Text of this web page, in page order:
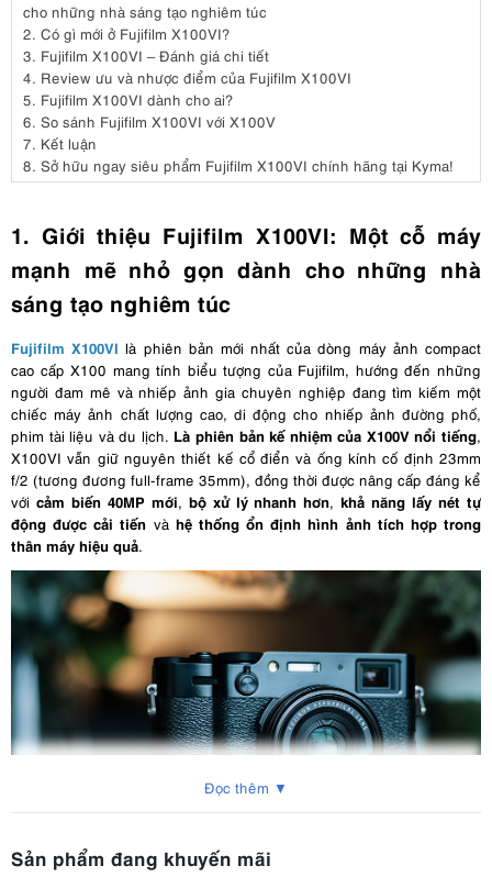
cho những nhà sáng tạo nghiêm túc
2. Có gì mới ở Fujifilm X100VI?
3. Fujifilm X100VI – Đánh giá chi tiết
4. Review ưu và nhược điểm của Fujifilm X100VI
5. Fujifilm X100VI dành cho ai?
6. So sánh Fujifilm X100VI với X100V
7. Kết luận
8. Sở hữu ngay siêu phẩm Fujifilm X100VI chính hãng tại Kyma!
1. Giới thiệu Fujifilm X100VI: Một cỗ máy
mạnh mẽ nhỏ gọn dành cho những nhà
sáng tạo nghiêm túc
Fujifilm X100VI là phiên bản mới nhất của dòng máy ảnh compact
cao cấp X100 mang tính biểu tượng của Fujifilm, hướng đến những
người đam mê và nhiếp ảnh gia chuyên nghiệp đang tìm kiếm một
chiếc máy ảnh chất lượng cao, di động cho nhiếp ảnh đường phố,
phim tài liệu và du lịch. Là phiên bản kế nhiệm của X100V nổi tiếng,
X100VI vẫn giữ nguyên thiết kế cổ điển và ống kính cố định 23mm
f/2 (tương đương full-frame 35mm), đồng thời được nâng cấp đáng kể
với cảm biến 40MP mới, bộ xử lý nhanh hơn, khả năng lấy nét tự
động được cải tiến và hệ thống ổn định hình ảnh tích hợp trong
thân máy hiệu quả.
Đọc thêm ▼
Sản phẩm đang khuyến mãi